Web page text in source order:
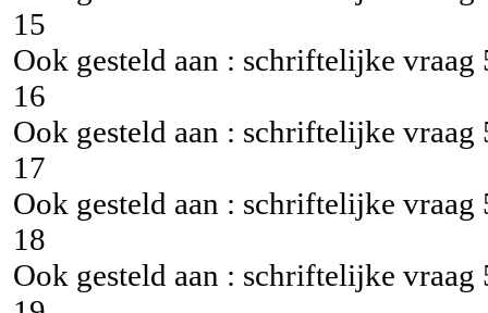
15
Ook gesteld aan : schriftelijke vraag
16
Ook gesteld aan : schriftelijke vraag
17
Ook gesteld aan : schriftelijke vraag
18
Ook gesteld aan : schriftelijke vraag